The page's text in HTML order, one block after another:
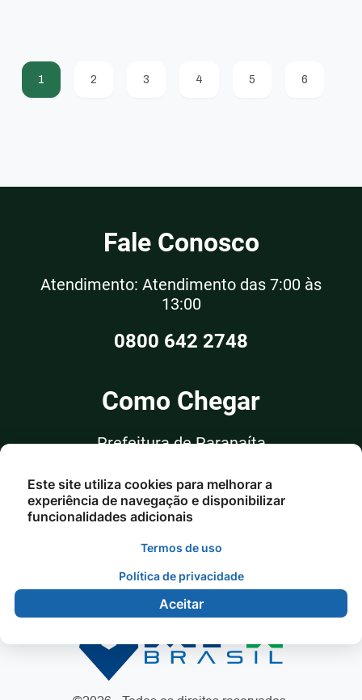
1 2 3 4 5 6
Fale Conosco
Atendimento: Atendimento das 7:00 às
13:00
0800 642 2748
Como Chegar
Prefeitura de Paranaíta
Rua Alceu Rossi, nº 351, Sala 03
Centro - Paranaíta/MT
Este site utiliza cookies para melhorar a
experiência de navegação e disponibilizar
funcionalidades adicionais
Termos de uso
Política de privacidade
Aceitar